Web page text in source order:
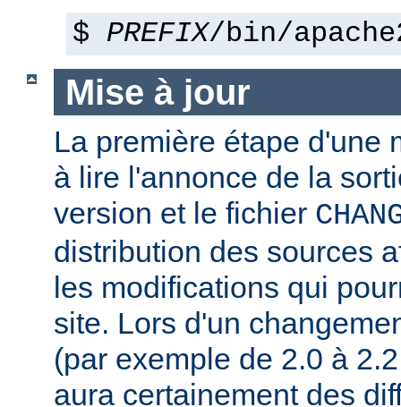
$ PREFIX/bin/
Mise à jour
La première étape d'une
à lire l'annonce de la
version et le fichier
distribution des sources
les modifications qui
site. Lors d'un
(par exemple de 2.0 à
aura certainement des